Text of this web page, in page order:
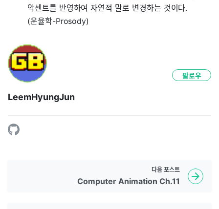
악센트를 반영하여 자연적 말로 변경하는 것이다.
(운율학-Prosody)
LeemHyungJun
팔로우
다음 포스트
Computer Animation Ch.11